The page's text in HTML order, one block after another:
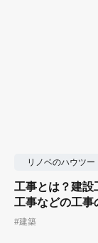
リノベのハウツー
工事とは？建設
工事などの工事
#建築